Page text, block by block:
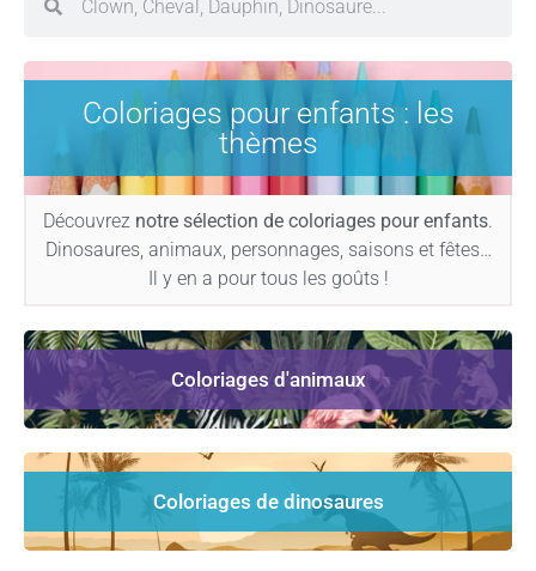
Coloriages pour enfants : les
thèmes
Découvrez notre sélection de coloriages pour enfants.
Dinosaures, animaux, personnages, saisons et fêtes…
Il y en a pour tous les goûts !
Coloriages d'animaux
Coloriages de dinosaures